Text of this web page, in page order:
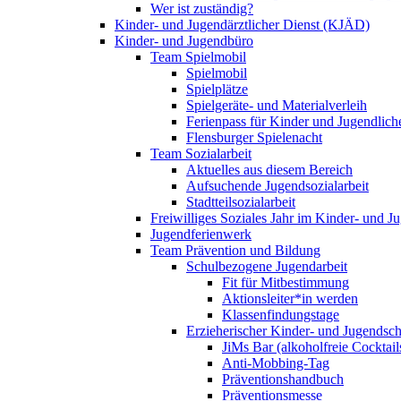
Wer ist zuständig?
Kinder- und Jugendärztlicher Dienst (KJÄD)
Kinder- und Jugendbüro
Team Spielmobil
Spielmobil
Spielplätze
Spielgeräte- und Materialverleih
Ferienpass für Kinder und
Flensburger Spielenacht
Team Sozialarbeit
Aktuelles aus diesem Bereich
Aufsuchende Jugendsozialarbeit
Stadtteilsozialarbeit
Freiwilliges Soziales Jahr im Kinder- und
Jugendferienwerk
Team Prävention und Bildung
Schulbezogene Jugendarbeit
Fit für Mitbestimmung
Aktionsleiter*in werden
Klassenfindungstage
Erzieherischer Kinder- und
JiMs Bar (alkoholfreie
Anti-Mobbing-Tag
Präventionshandbuch
Präventionsmesse